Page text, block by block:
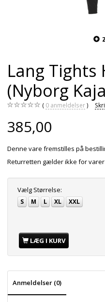
Lang Tights
(Nyborg
0 anmeldelser
385,00
Denne vare fremstilles på
Returretten gælder ikke for
Vælg Størrelse:
S M L XL XXL
LÆG I KURV
Anmeldelser (0)